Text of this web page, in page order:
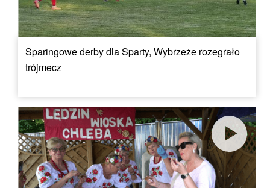
Sparingowe derby dla Sparty, Wybrzeże rozegrało
trójmecz